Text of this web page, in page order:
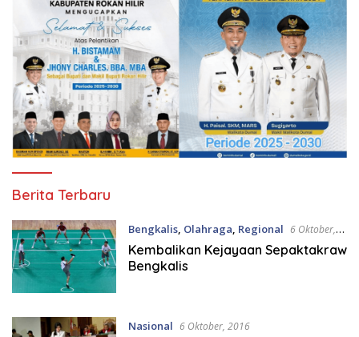
TintaRiau.Com
Berita Terbaru
Bengkalis, Olahraga Regional 6 Oktober,
2016
Kembalikan Kejayaan Sepaktakraw
Bengkalis
Nasional 6 Oktober, 2016